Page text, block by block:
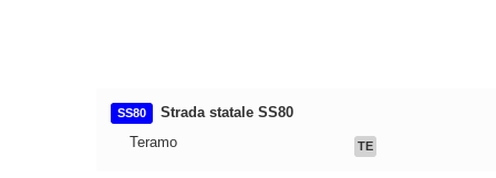
SS80
Strada statale SS80
Teramo
TE